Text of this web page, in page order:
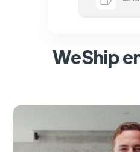
WeShip